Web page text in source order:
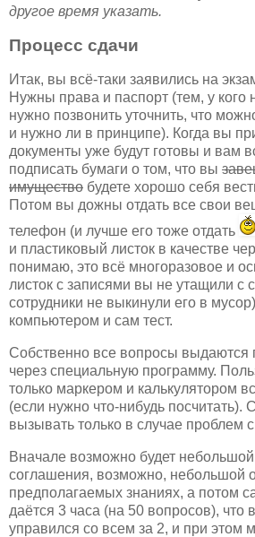
другое время указать.
Процесс сдачи
Итак, вы всё-таки заявились на
Нужны права и паспорт (тем, у кого
нужно позвонить уточнить, что
и нужно ли в принципе). Когда вы
документы уже будут готовы и вам
подписать бумаги о том, что вы
имущество будете хорошо себя
Потом вы дожны отдать все свои
телефон (и лучше его тоже отдать
и пластиковый листок в качестве
понимаю, это всё многоразовое и
листок с записями вы не утащили с
сотрудники не выкинули его в
компьютером и сам тест.
Собственно все вопросы выдаются
через специальную программу.
только маркером и калькулятором
(если нужно что-нибудь посчитать).
вызывать только в случае проблем
Вначале возможно будет небольшой
соглашения, возможно, небольшой
предполагаемых знаниях, а потом
даётся 3 часа (на 50 вопросов), что
управился со всем за 2, и при этом